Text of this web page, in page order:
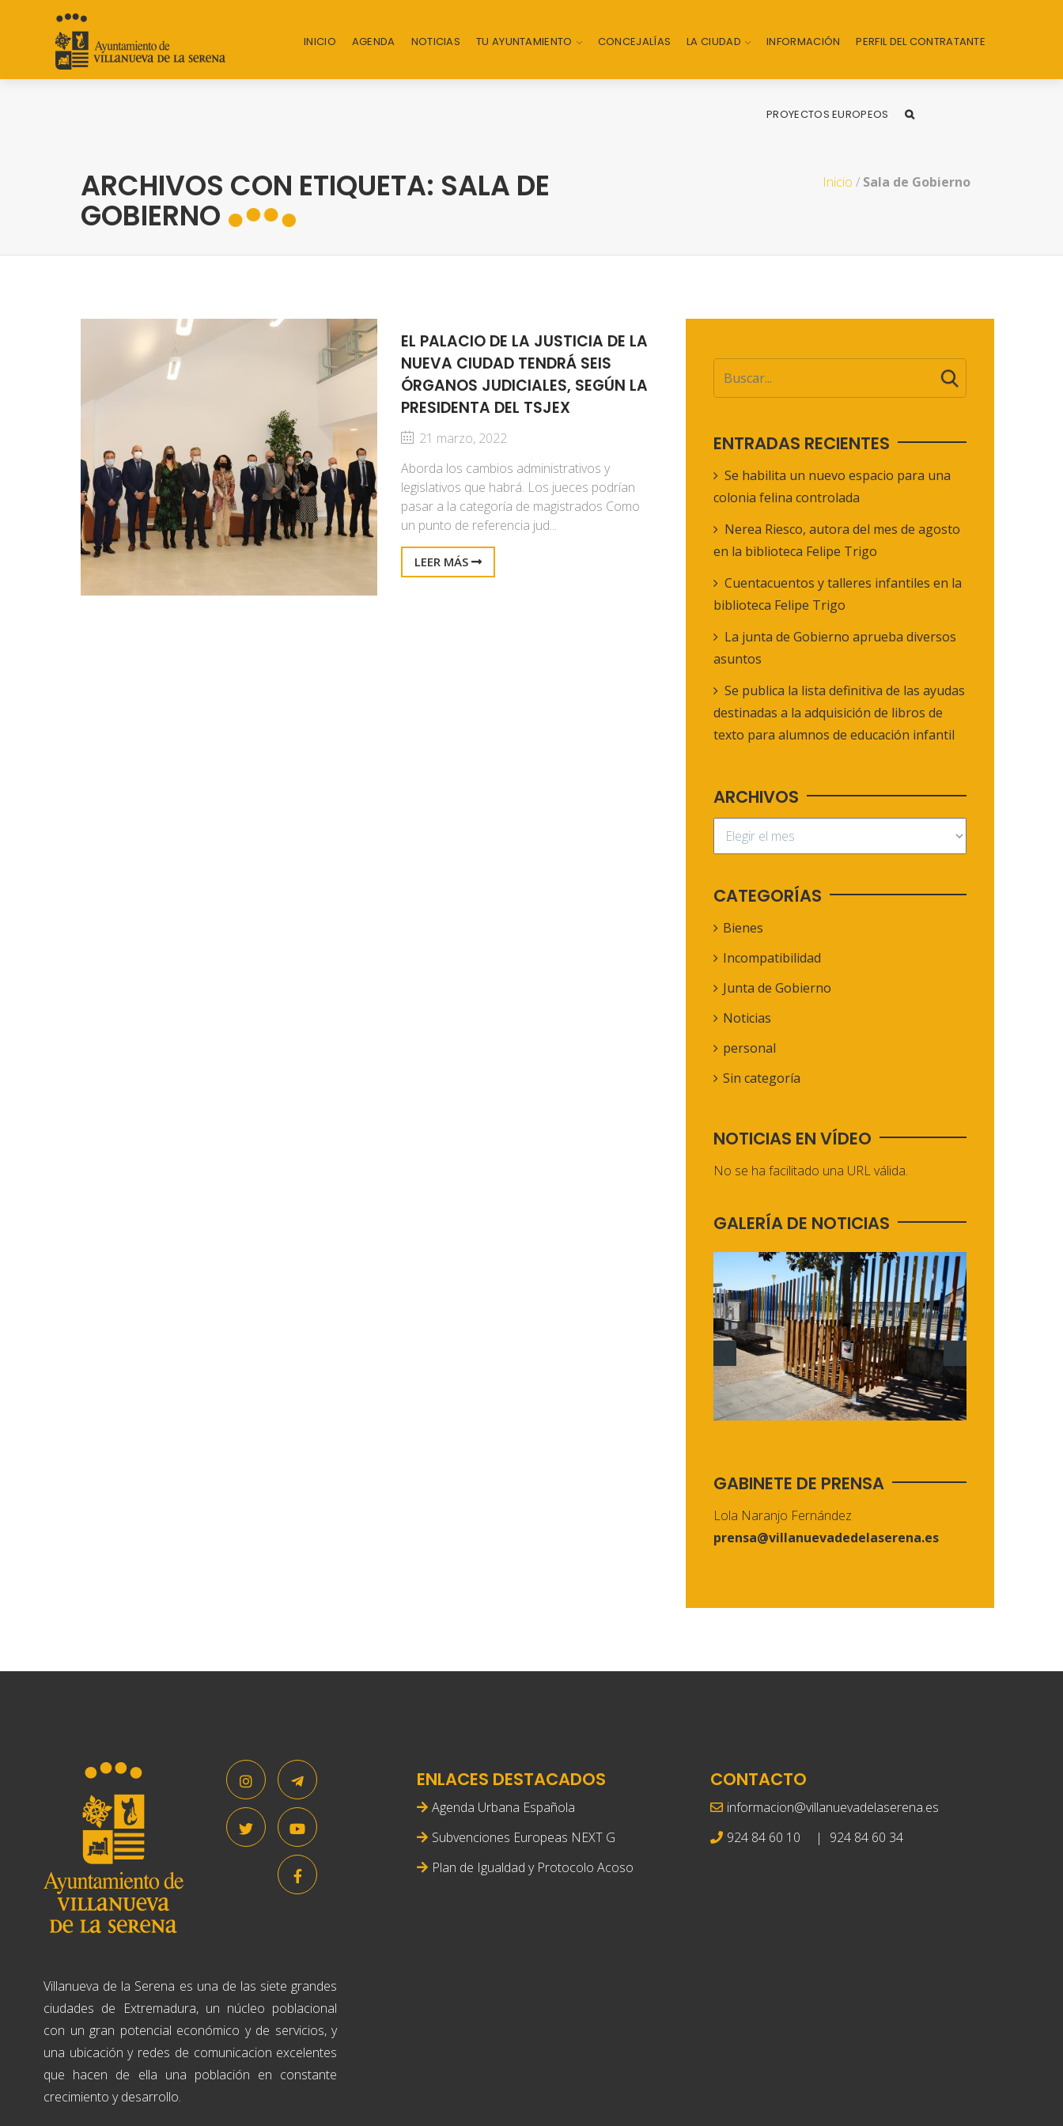
INICIO AGENDA NOTICIAS TU AYUNTAMIENTO CONCEJALÍAS LA CIUDAD INFORMACIÓN PERFIL DEL CONTRATANTE
PROYECTOS EUROPEOS
ARCHIVOS CON ETIQUETA: SALA DE
GOBIERNO
Inicio / Sala de Gobierno
EL PALACIO DE LA JUSTICIA DE LA
NUEVA CIUDAD TENDRÁ SEIS
ÓRGANOS JUDICIALES, SEGÚN LA
PRESIDENTA DEL TSJEX
21 marzo, 2022
Aborda los cambios administrativos y
legislativos que habrá. Los jueces podrían
pasar a la categoría de magistrados Como
un punto de referencia jud...
LEER MÁS
ENTRADAS RECIENTES
Se habilita un nuevo espacio para una
colonia felina controlada
Nerea Riesco, autora del mes de agosto
en la biblioteca Felipe Trigo
Cuentacuentos y talleres infantiles en la
biblioteca Felipe Trigo
La junta de Gobierno aprueba diversos
asuntos
Se publica la lista definitiva de las ayudas
destinadas a la adquisición de libros de
texto para alumnos de educación infantil
ARCHIVOS
CATEGORÍAS
Bienes
Incompatibilidad
Junta de Gobierno
Noticias
personal
Sin categoría
NOTICIAS EN VÍDEO
No se ha facilitado una URL válida.
GALERÍA DE NOTICIAS
GABINETE DE PRENSA
Lola Naranjo Fernández
prensa@villanuevadedelaserena.es
Villanueva de la Serena es una de las siete grandes
ciudades de Extremadura, un núcleo poblacional
con un gran potencial económico y de servicios, y
una ubicación y redes de comunicacion excelentes
que hacen de ella una población en constante
crecimiento y desarrollo.
ENLACES DESTACADOS
Agenda Urbana Española
Subvenciones Europeas NEXT G
Plan de Igualdad y Protocolo Acoso
CONTACTO
informacion@villanuevadelaserena.es
924 84 60 10
| 924 84 60 34